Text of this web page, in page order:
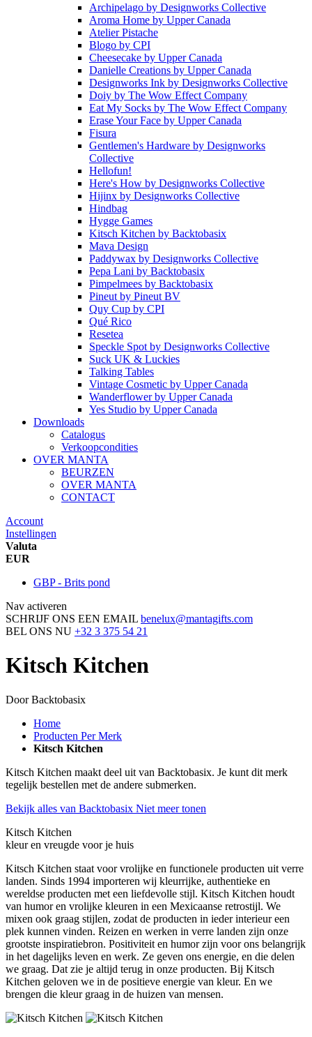
Archipelago by Designworks Collective
Aroma Home by Upper Canada
Atelier Pistache
Blogo by CPI
Cheesecake by Upper Canada
Danielle Creations by Upper Canada
Designworks Ink by Designworks Collective
Doiy by The Wow Effect Company
Eat My Socks by The Wow Effect Company
Erase Your Face by Upper Canada
Fisura
Gentlemen's Hardware by Designworks
Collective
Hellofun!
Here's How by Designworks Collective
Hijinx by Designworks Collective
Hindbag
Hygge Games
Kitsch Kitchen by Backtobasix
Mava Design
Paddywax by Designworks Collective
Pepa Lani by Backtobasix
Pimpelmees by Backtobasix
Pineut by Pineut BV
Quy Cup by CPI
Qué Rico
Resetea
Speckle Spot by Designworks Collective
Suck UK & Luckies
Talking Tables
Vintage Cosmetic by Upper Canada
Wanderflowerby Upper Canada
Yes Studio by Upper Canada
Downloads
Catalogus
Verkoopcondities
OVER MANTA
BEURZEN
OVER MANTA
CONTACT
Account
Instellingen
Valuta
EUR
GBP - Brits pond
Nav activeren
SCHRIJF ONS EEN EMAIL benelux@mantagifts.com
BEL ONS NU +32 3 375 54 21
Kitsch Kitchen
Door Backtobasix
Home
Producten Per Merk
Kitsch Kitchen
Kitsch Kitchen maakt deel uit van Backtobasix. Je kunt dit merk
tegelijk bestellen met de andere submerken.
Bekijk alles van Backtobasix Niet meer tonen
Kitsch Kitchen
kleur en vreugde voor je huis
Kitsch Kitchen staat voor vrolijke en functionele producten uit verre
landen. Sinds 1994 importeren wij kleurrijke, authentieke en
wereldse producten met een liefdevolle stijl. Kitsch Kitchen houdt
van humor en vrolijke kleuren in een Mexicaanse retrostijl. We
mixen ook graag stijlen, zodat de producten in ieder interieur een
plek kunnen vinden. Reizen en werken in verre landen zijn onze
grootste inspiratiebron. Positiviteit en humor zijn voor ons belangrijk
in het dagelijks leven en werk. Ze geven ons energie, en die delen
we graag. Dat zie je altijd terug in onze producten. Bij Kitsch
Kitchen geloven we in de positieve energie van kleur. En we
brengen die kleur graag in de huizen van mensen.